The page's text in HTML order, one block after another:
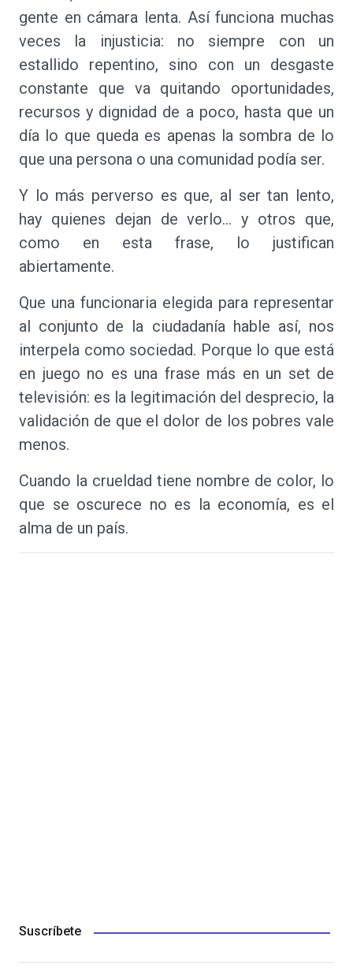
gente en cámara lenta. Así funciona muchas
veces la injusticia: no siempre con un
estallido repentino, sino con un desgaste
constante que va quitando oportunidades,
recursos y dignidad de a poco, hasta que un
día lo que queda es apenas la sombra de lo
que una persona o una comunidad podía ser.
Y lo más perverso es que, al ser tan lento,
hay quienes dejan de verlo… y otros que,
como en esta frase, lo justifican
abiertamente.
Que una funcionaria elegida para representar
al conjunto de la ciudadanía hable así, nos
interpela como sociedad. Porque lo que está
en juego no es una frase más en un set de
televisión: es la legitimación del desprecio, la
validación de que el dolor de los pobres vale
menos.
Cuando la crueldad tiene nombre de color, lo
que se oscurece no es la economía, es el
alma de un país.
Suscríbete